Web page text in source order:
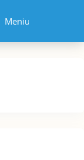
Meniu